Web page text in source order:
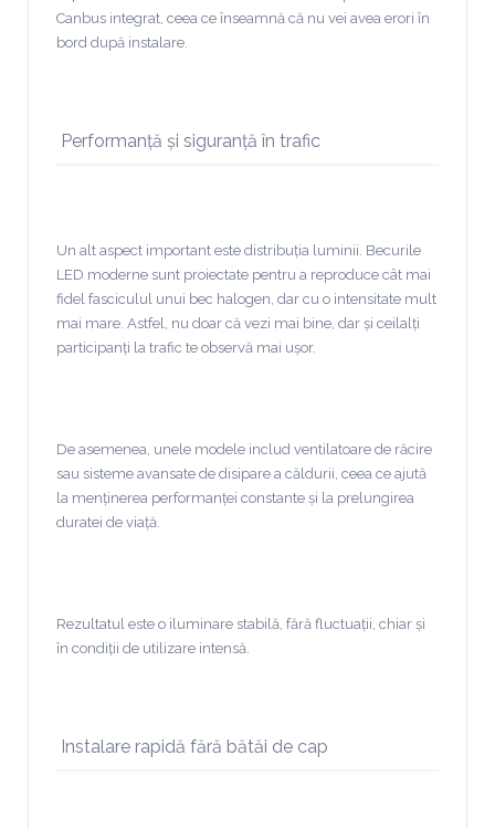
Canbus integrat, ceea ce înseamnă că nu vei avea erori în
bord după instalare.
Performanță și siguranță în trafic
Un alt aspect important este distribuția luminii. Becurile
LED moderne sunt proiectate pentru a reproduce cât mai
fidel fasciculul unui bec halogen, dar cu o intensitate mult
mai mare. Astfel, nu doar că vezi mai bine, dar și ceilalți
participanți la trafic te observă mai ușor.
De asemenea, unele modele includ ventilatoare de răcire
sau sisteme avansate de disipare a căldurii, ceea ce ajută
la menținerea performanței constante și la prelungirea
duratei de viață.
Rezultatul este o iluminare stabilă, fără fluctuații, chiar și
în condiții de utilizare intensă.
Instalare rapidă fără bătăi de cap